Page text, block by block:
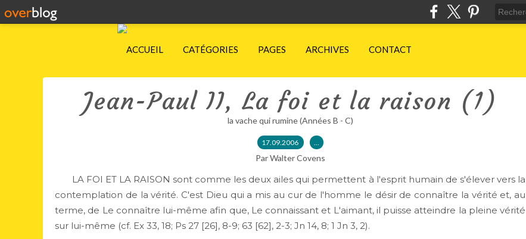
ACCUEIL CATÉGORIES PAGES ARCHIVES CONTACT
Jean-Paul II, La foi et la raison (1)
la vache qui rumine (Années B - C)
17.09.2006 …
Par Walter Covens
LA FOI ET LA RAISON sont comme les deux ailes qui permettent à l'esprit humain de s'élever vers la
contemplation de la vérité. C'est Dieu qui a mis au cur de l'homme le désir de connaître la vérité et, au
terme, de Le connaître lui-même afin que, Le connaissant et L'aimant, il puisse atteindre la pleine vérité
sur lui-même (cf. Ex 33, 18; Ps 27 [26], 8-9; 63 [62], 2-3; Jn 14, 8; 1 Jn 3, 2).